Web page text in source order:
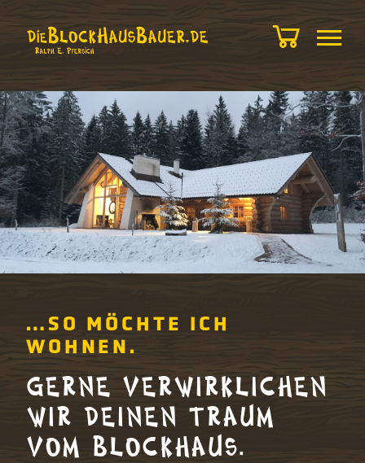
…SO MÖCHTE ICH
WOHNEN.
GERNE VERWIRKLICHEN
WIR DEINEN TRAUM
VOM BLOCKHAUS.